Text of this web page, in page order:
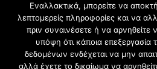
2021 CFW - All Rights
Εναλλακτικά, μπορείτε να
λεπτομερείς πληροφορίες και να
πριν συναινέσετε ή να αρνηθείτε
υπόψη ότι κάποια
δεδομένων ενδέχεται να μην
αλλά έχετε το δικαίωμα να